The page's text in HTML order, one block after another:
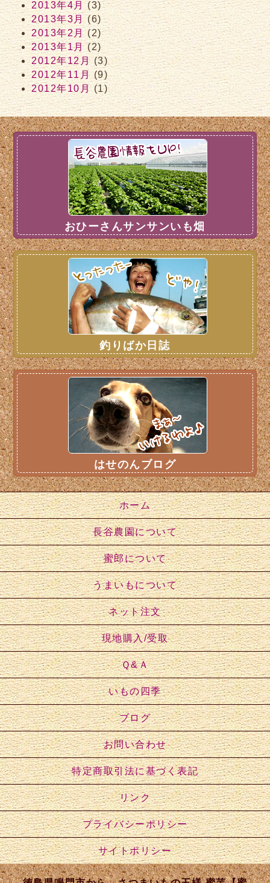
2013年4月(3)
2013年3月(6)
2013年2月(2)
2013年1月(2)
2012年12月(3)
2012年11月(9)
2012年10月(1)
おひーさんサンサンいも畑
釣りばか日誌
はせのんブログ
ホーム
長谷農園について
蜜郎について
うまいもについて
ネット注文
現地購入/受取
Ｑ&Ａ
いもの四季
ブログ
お問い合わせ
特定商取引法に基づく表記
リンク
プライバシーポリシー
サイトポリシー